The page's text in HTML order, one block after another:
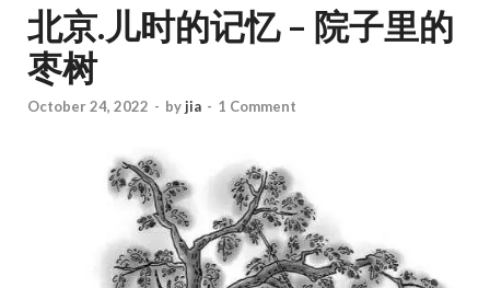
北京.儿时的记忆 – 院子里的
枣树
October 24, 2022 - by jia - 1 Comment